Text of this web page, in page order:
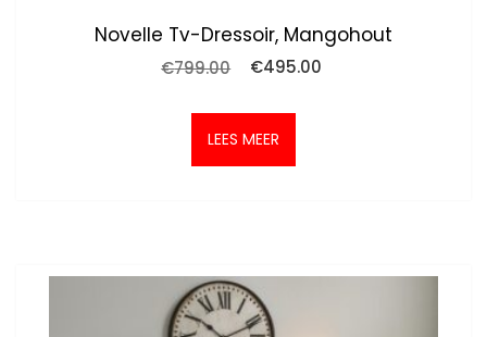
Novelle Tv-Dressoir, Mangohout
€799.00
Oorspronkelijke
was:
€799.00.
€495.00
LEES MEER